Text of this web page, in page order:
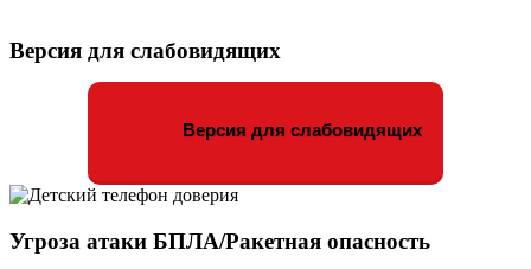
Версия для слабовидящих
Версия для слабовидящих
Угроза атаки БПЛА/Ракетная опасность